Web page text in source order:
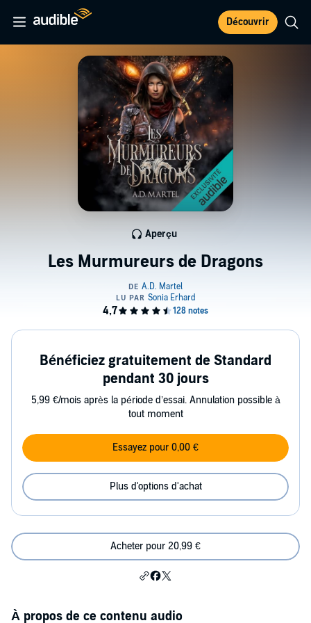
Découvrir
Les Murmureurs de Dragons
Aperçu
Bénéficiez gratuitement de Standard
pendant 30 jours
5,99 €/mois après la période d’essai. Annulation possible à
tout moment
Essayez pour 0,00 €
Plus d'options d'achat
Acheter pour 20,99 €
À propos de ce contenu audio